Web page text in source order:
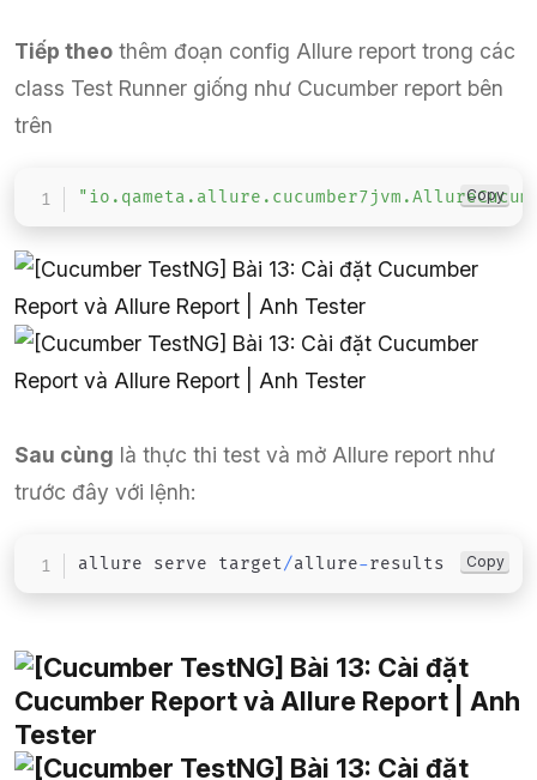
Tiếp theo thêm đoạn config Allure report trong các
class Test Runner giống như Cucumber report bên
trên
Copy
Sau cùng là thực thi test và mở Allure report như
trước đây với lệnh:
allure serve target/allure-results Copy